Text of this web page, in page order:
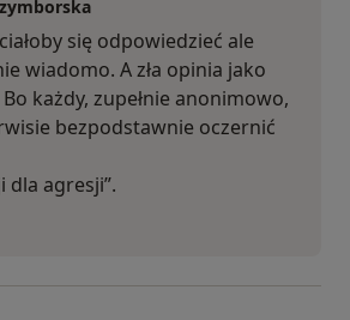
się odpowiedzieć ale
wiadomo. A zła opinia jako
każdy, zupełnie anonimowo,
bezpodstawnie oczernić
dla agresji”.